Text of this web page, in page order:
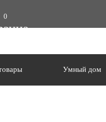
0
Умный дом